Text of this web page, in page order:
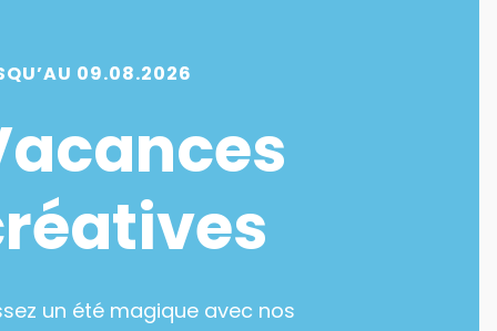
09.08.2026
un été magique avec nos